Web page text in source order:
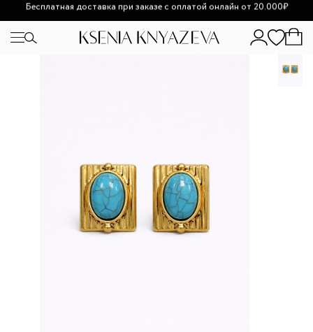
Возможно увеличение сроков доставки из-за высокой
загруженности.